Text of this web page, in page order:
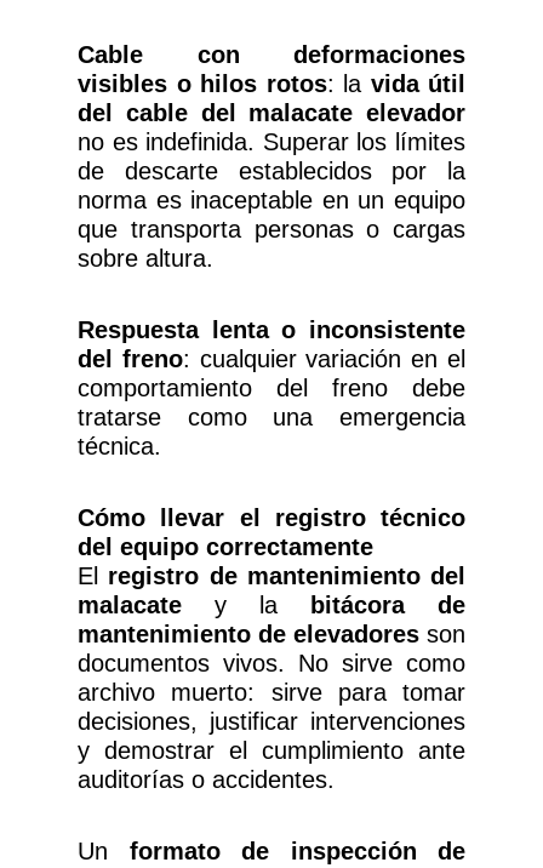
Cable con deformaciones
visibles o hilos rotos: la vida útil
del cable del malacate elevador
no es indefinida. Superar los límites
de descarte establecidos por la
norma es inaceptable en un equipo
que transporta personas o cargas
sobre altura.
Respuesta lenta o inconsistente
del freno: cualquier variación en el
comportamiento del freno debe
tratarse como una emergencia
técnica.
Cómo llevar el registro técnico
del equipo correctamente
El registro de mantenimiento del
malacate y la
bitácora de
mantenimiento de elevadores son
documentos vivos. No sirve como
archivo muerto: sirve para tomar
decisiones, justificar intervenciones
y demostrar el cumplimiento ante
auditorías o accidentes.
Un formato de inspección de